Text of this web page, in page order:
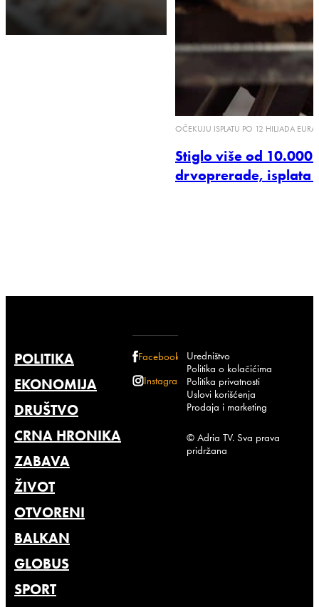
OČEKUJU ISPLATU PO 12 HILJADA EURA
Stiglo više od
drvoprerade, isplata
POLITIKA
EKONOMIJA
DRUŠTVO
CRNA HRONIKA
ZABAVA
ŽIVOT
OTVORENI
BALKAN
GLOBUS
SPORT
Facebook
Instagram
Uredništvo
Politika o kolačićima
Politika privatnosti
Uslovi korišćenja
Prodaja i marketing
© Adria TV. Sva prava
pridržana